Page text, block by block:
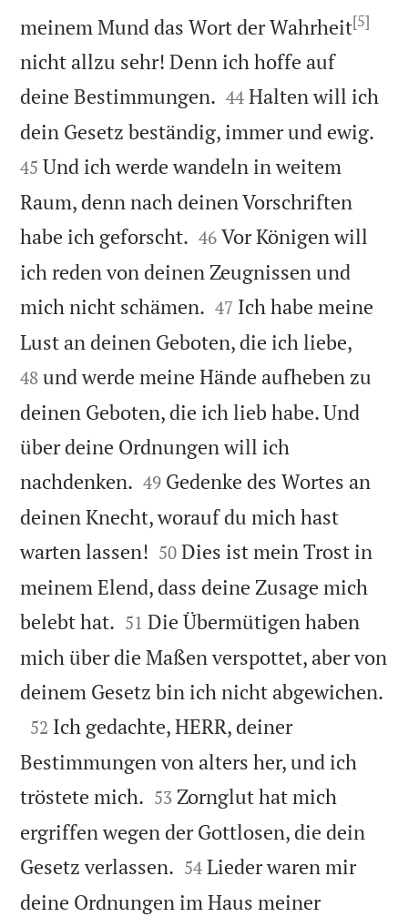
meinem Mund das Wort der Wahrheit[5]
nicht allzu sehr! Denn ich hoffe auf
deine Bestimmungen. 

44 Halten will ich
dein Gesetz beständig, immer und ewig.
45 Und ich werde wandeln in weitem
Raum, denn nach deinen Vorschriften
habe ich geforscht. 

46 Vor Königen will
ich reden von deinen Zeugnissen und
mich nicht schämen. 

47 Ich habe meine
Lust an deinen Geboten, die ich liebe,
48 und werde meine Hände aufheben zu
deinen Geboten, die ich lieb habe. Und
über deine Ordnungen will ich
nachdenken. 

49 Gedenke des Wortes an
deinen Knecht, worauf du mich hast
warten lassen! 

50 Dies ist mein Trost in
meinem Elend, dass deine Zusage mich
belebt hat. 

51 Die Übermütigen haben
mich über die Maßen verspottet, aber von
deinem Gesetz bin ich nicht abgewichen.

52 Ich gedachte, HERR, deiner
Bestimmungen von alters her, und ich
tröstete mich. 

53 Zornglut hat mich
ergriffen wegen der Gottlosen, die dein
Gesetz verlassen. 

54 Lieder waren mir
deine Ordnungen im Haus meiner